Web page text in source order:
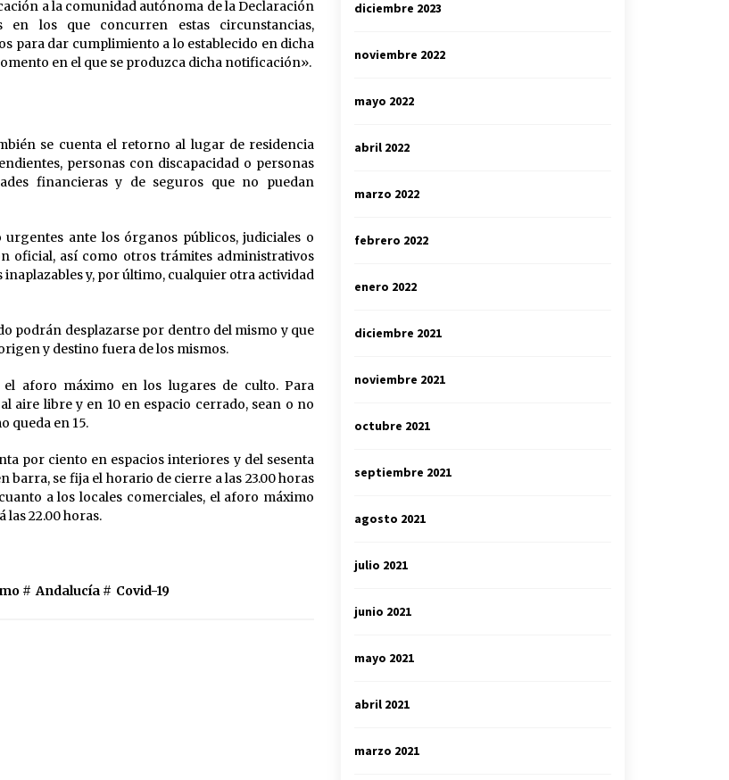
a la comunidad autónoma de la Declaración
en los que concurren estas circunstancias,
para dar cumplimiento a lo establecido en dicha
en el que se produzca dicha notificación».
se cuenta el retorno al lugar de residencia
personas con discapacidad o personas
financieras y de seguros que no puedan
ante los órganos públicos, judiciales o
oficial, así como otros trámites administrativos
y, por último, cualquier otra actividad
podrán desplazarse por dentro del mismo y que
y destino fuera de los mismos.
aforo máximo en los lugares de culto. Para
aire libre y en 10 en espacio cerrado, sean o no
queda en 15.
por ciento en espacios interiores y del sesenta
se fija el horario de cierre a las 23.00 horas
a los locales comerciales, el aforo máximo
22.00 horas.
# Andalucía # Covid-19
diciembre 2023
noviembre 2022
mayo 2022
abril 2022
marzo 2022
febrero 2022
enero 2022
diciembre 2021
noviembre 2021
octubre 2021
septiembre 2021
agosto 2021
julio 2021
junio 2021
mayo 2021
abril 2021
marzo 2021